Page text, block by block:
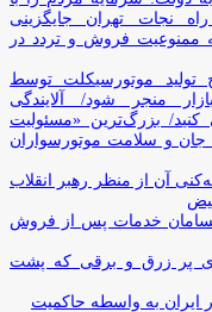
نجات تهران جایگزینی
ممنوعیت فروش و تردد در
تولید موتورسیکلت توسط
منجر شود/ آلایندگی
بزرگ‌ترین «مسئولیت
جان و سلامت موتورسواران
آن از منظر رهبر انقلاب
خدمات پس از فروش
پر زرق‌ و برقی که پشت
ایران به واسطه حاکمیت